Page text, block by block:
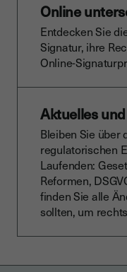
Online
Entdecken Sie
Signatur, ihre
Online-
Aktuelles
Bleiben Sie über
regulatorischen
Laufenden:
Reformen,
finden Sie alle
sollten, um